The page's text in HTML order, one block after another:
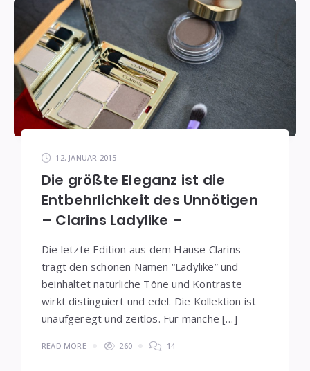
12. JANUAR 2015
Die größte Eleganz ist die
Entbehrlichkeit des Unnötigen
– Clarins Ladylike –
Die letzte Edition aus dem Hause Clarins
trägt den schönen Namen “Ladylike” und
beinhaltet natürliche Töne und Kontraste
wirkt distinguiert und edel. Die Kollektion ist
unaufgeregt und zeitlos. Für manche […]
READ MORE 260 14